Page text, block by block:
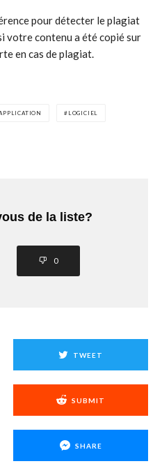
pour détecter le plagiat
votre contenu a été copié sur
en cas de plagiat.
LOGICIEL
de la liste?
0
TWEET
SUBMIT
SHARE